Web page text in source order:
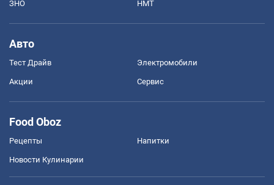
ЗНО НМТ
Авто
Тест Драйв Электромобили
Акции Сервис
Food Oboz
Рецепты Напитки
Новости Кулинарии